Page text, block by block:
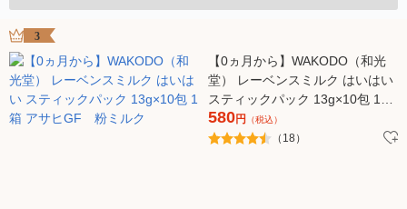
3
【0ヵ月から】WAKODO（和光
堂） レーベンスミルク はいはい
スティックパック 13g×10包 1箱
アサヒGF 粉ミルク
580円 （税込）
（18）